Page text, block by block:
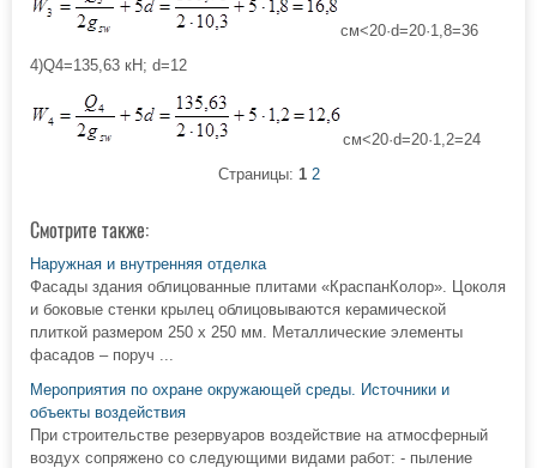
см<20·d=20·1,8=36
4)Q4=135,63 кН; d=12
см<20·d=20·1,2=24
Страницы: 1 2
Смотрите также:
Наружная и внутренняя отделка
Фасады здания облицованные плитами «КраспанКолор». Цоколя
и боковые стенки крылец облицовываются керамической
плиткой размером 250 х 250 мм. Металлические элементы
фасадов – поруч ...
Мероприятия по охране окружающей среды. Источники и
объекты воздействия
При строительстве резервуаров воздействие на атмосферный
воздух сопряжено со следующими видами работ: - пыление